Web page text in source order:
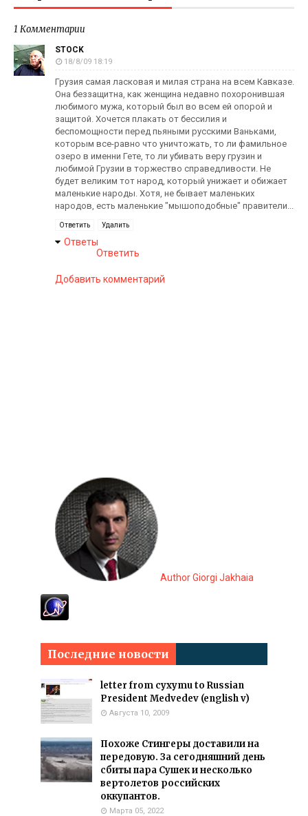
1 Комментарии
STOCK
18/8/09 18:19
Грузия самая ласковая и милая страна на всем Кавказе.
Она беззащитна, как женщина недавно похоронившая
любимого мужа, который был во всем ей опорой и
защитой. Хочется плакать от бессилия и
беспомощности перед пьяными русскими Ваньками,
которым все-равно что уничтожать, то ли фамильное
озеро в именни Гете, то ли убивать веру грузин и
любимой Грузии в торжество справедливости. Не
будет великим тот народ, который унижает и обижает
маленькие народы. Хотя, не бывает маленьких
народов, есть маленькие "мышоподобные" правители...
Ответить Удалить
Ответы
Ответить
Добавить комментарий
Author Giorgi Jakhaia
Последние новости
letter from cyxymu to Russian
President Medvedev (english v)
Августа 10, 2009
Похоже Стингеры доставили на
передовую. За сегодняшний день
сбиты пара Сушек и несколько
вертолетов российских
оккупантов.
Марта 05, 2022